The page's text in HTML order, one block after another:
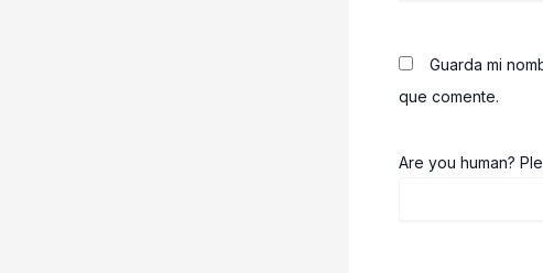
Guarda mi
que comente.
Are you human?